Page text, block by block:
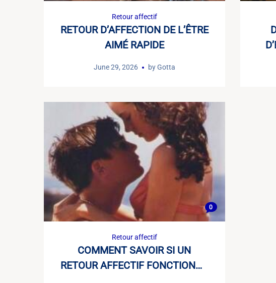
Retour affectif
RETOUR D’AFFECTION DE L’ÊTRE
AIMÉ RAPIDE
June 29, 2026 byGotta
0
Retour affectif
COMMENT SAVOIR SI UN
RETOUR AFFECTIF FONCTIONNE